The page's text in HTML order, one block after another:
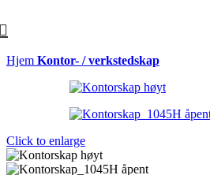
Hjem Kontor- / verkstedskap
Click to enlarge